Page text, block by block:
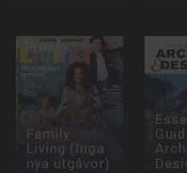
Family
Living (Inga
nya utgåvor)